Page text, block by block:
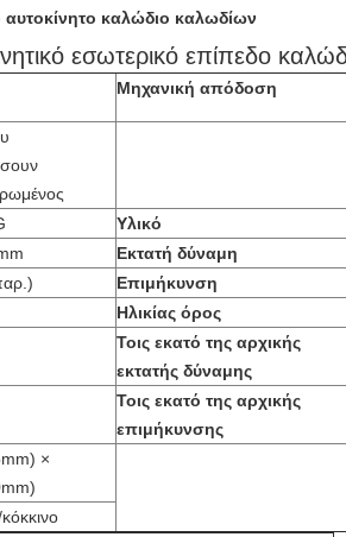
αυτοκίνητο καλώδιο καλωδίων
εσωτερικό επίπεδο
Μηχανική απόδοση
Υλικό
Εκτατή δύναμη
) Επιμήκυνση
Ηλικίας όρος
Τοις εκατό της αρχικής
εκτατής δύναμης
Τοις εκατό της αρχικής
επιμήκυνσης
×